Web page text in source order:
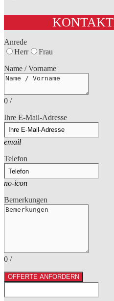
Anrede
Herr
Frau
Name / Vorname
0 /
Ihre E-Mail-Adresse
email
Telefon
no-icon
Bemerkungen
0 /
OFFERTE ANFORDERN